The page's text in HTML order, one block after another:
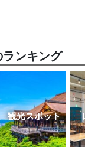
ランキング
観光スポット